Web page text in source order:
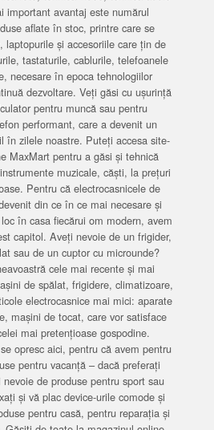
important avantaj este numărul
aflate în stoc, printre care se
laptopurile și accesoriile care țin de
tastaturile, cablurile, telefoanele
necesare în epoca tehnologiilor
dezvoltare. Veți găsi cu ușurință
pentru muncă sau pentru
performant, care a devenit un
în zilele noastre. Puteți accesa site-
MaxMart pentru a găsi și tehnică
muzicale, căști, la prețuri
Pentru că electrocasnicele de
din ce în ce mai necesare și
în casa fiecărui om modern, avem
capitol. Aveți nevoie de un frigider,
sau de un cuptor cu microunde?
cele mai recente și mai
de spălat, frigidere, climatizoare,
electrocasnice mai mici: aparate
mașini de tocat, care vor satisface
mai pretențioase gospodine.
opresc aici, pentru că avem pentru
pentru vacanță – dacă preferați
de produse pentru sport sau
și vă plac device-urile comode și
pentru casă, pentru reparația și